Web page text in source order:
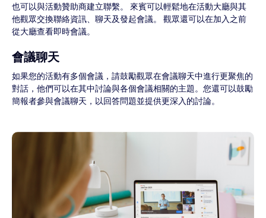
也可以與活動贊助商建立聯繫。 來賓可以輕鬆地在活動大廳與其
他觀眾交換聯絡資訊、聊天及發起會議。 觀眾還可以在加入之前
從大廳查看即時會議。
會議聊天
如果您的活動有多個會議，請鼓勵觀眾在會議聊天中進行更聚焦的
對話，他們可以在其中討論與各個會議相關的主題。您還可以鼓勵
簡報者參與會議聊天，以回答問題並提供更深入的討論。